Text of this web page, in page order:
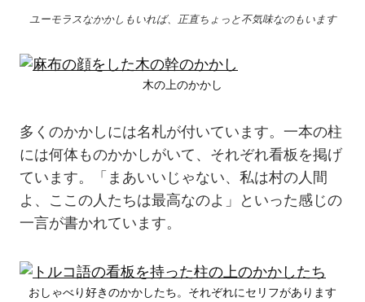
ユーモラスなかかしもいれば、正直ちょっと不気味なのもいます
木の上のかかし
多くのかかしには名札が付いています。一本の柱
には何体ものかかしがいて、それぞれ看板を掲げ
ています。「まあいいじゃない、私は村の人間
よ、ここの人たちは最高なのよ」といった感じの
一言が書かれています。
おしゃべり好きのかかしたち。それぞれにセリフがあります